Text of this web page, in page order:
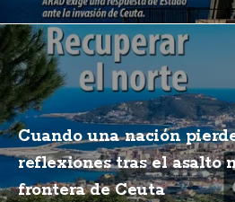
Cuando una nación
reflexiones tras el asalto
frontera de Ceuta